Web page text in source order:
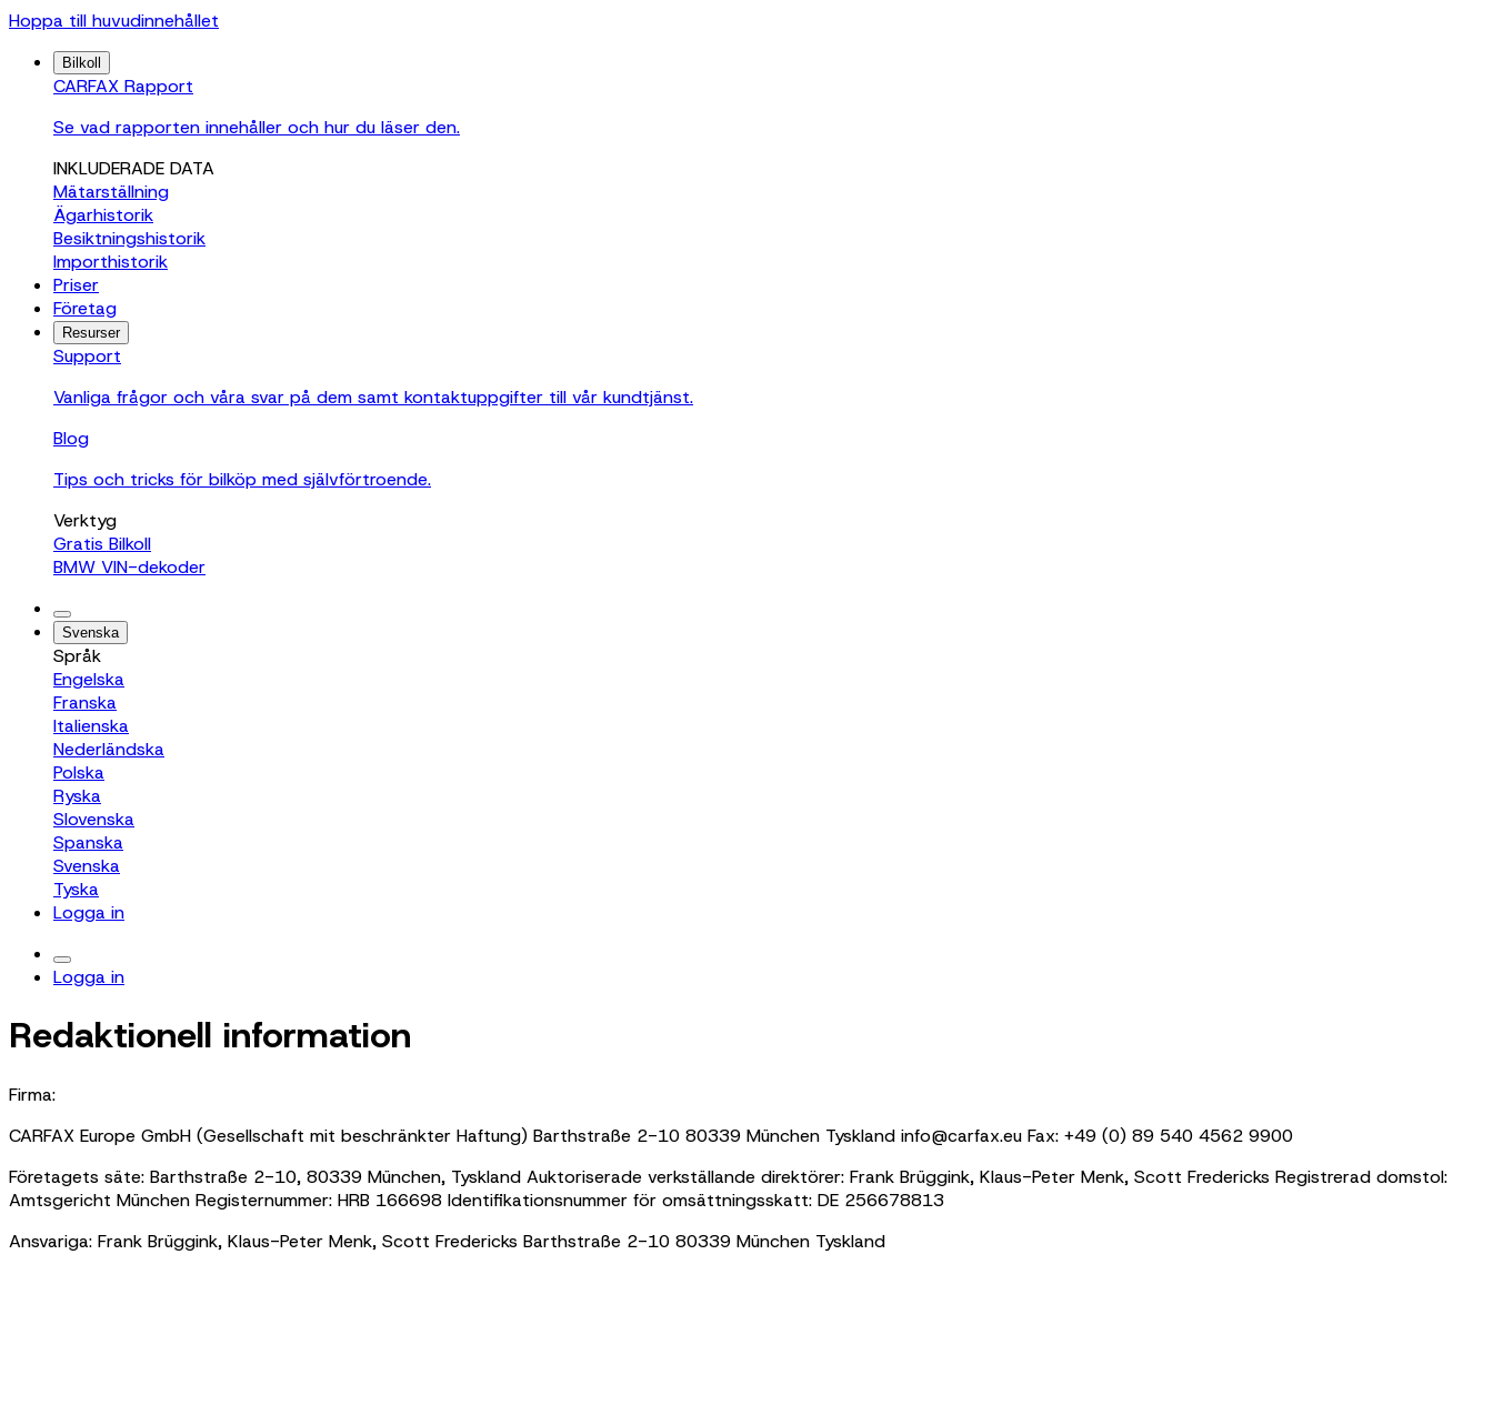
Hoppa till huvudinnehållet
Bilkoll
CARFAX Rapport
Se vad rapporten innehåller och hur du läser den.
INKLUDERADE DATA
Mätarställning
Ägarhistorik
Besiktningshistorik
Importhistorik
Priser
Företag
Resurser
Support
Vanliga frågor och våra svar på dem samt kontaktuppgifter till vår kundtjänst.
Blog
Tips och tricks för bilköp med självförtroende.
Verktyg
Gratis Bilkoll
BMW VIN-dekoder
Svenska
Språk
Engelska
Franska
Italienska
Nederländska
Polska
Ryska
Slovenska
Spanska
Svenska
Tyska
Logga in
Logga in
Redaktionell information
Firma:
CARFAX Europe GmbH (Gesellschaft mit beschränkter Haftung) Barthstraße 2-10 80339 München Tyskland info@carfax.eu Fax: +49 (0) 89 540 4562 9900
Företagets säte: Barthstraße 2-10, 80339 München, Tyskland Auktoriserade verkställande direktörer: Frank Brüggink, Klaus-Peter Menk, Scott Fredericks Registrerad domstol:
Amtsgericht München Registernummer: HRB 166698 Identifikationsnummer för omsättningsskatt: DE 256678813
Ansvariga: Frank Brüggink, Klaus-Peter Menk, Scott Fredericks Barthstraße 2-10 80339 München Tyskland